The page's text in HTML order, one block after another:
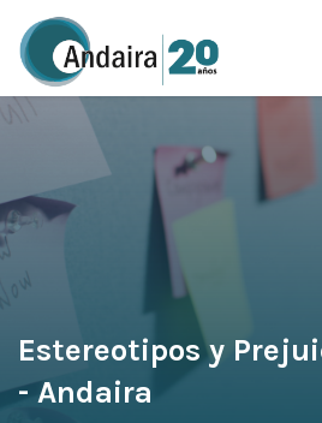
Estereotipos y
- Andaira